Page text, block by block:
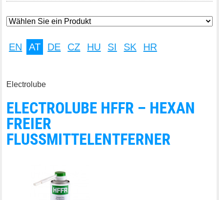
EN AT DE CZ HU SI SK HR
Electrolube
ELECTROLUBE HFFR – HEXAN
FREIER
FLUSSMITTELENTFERNER